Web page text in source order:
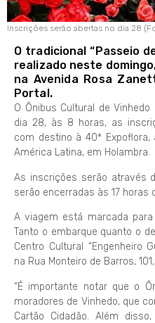
Inscrições serão abertas no dia 28
O tradicional “Passeio
realizado neste
na Avenida Rosa
Portal.
O Ônibus Cultural de
dia 28, às 8 horas, as
com destino à 40ª
América Latina, em Holambra.
As inscrições serão através
serão encerradas às 17 horas
A viagem está marcada
Tanto o embarque quanto o
Centro Cultural “Engenheiro
na Rua Monteiro de Barros,
“É importante notar que o
moradores de Vinhedo, que
Cartão Cidadão. Além